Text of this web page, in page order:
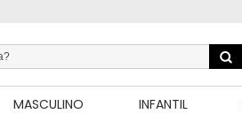
MASCULINO INFANTIL